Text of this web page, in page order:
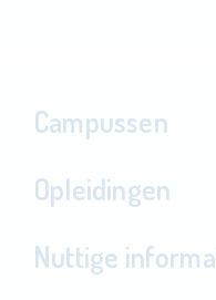
Campussen
Opleidingen
Nuttige